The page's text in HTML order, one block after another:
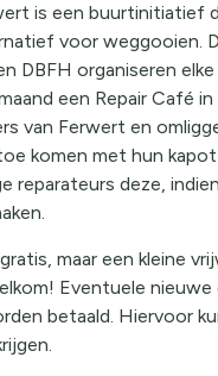
is een buurtinitiatief
voor weggooien.
DBFH organiseren
een Repair Café
van Ferwert en
komen met hun
reparateurs deze,
maar een kleine
Eventuele nieuwe
betaald. Hiervoor